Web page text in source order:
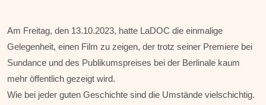
Am Freitag, den 13.10.2023, hatte LaDOC die einmalige
Gelegenheit, einen Film zu zeigen, der trotz seiner Premiere bei
Sundance und des Publikumspreises bei der Berlinale kaum
mehr öffentlich gezeigt wird.
Wie bei jeder guten Geschichte sind die Umstände vielschichtig.